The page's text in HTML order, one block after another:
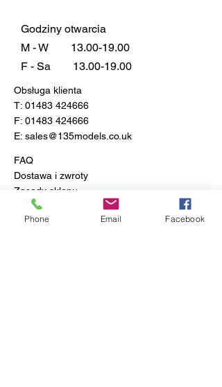
Godziny otwarcia
M - W
13.00-19.00
F - Sa
13.00-19.00
Obsługa klienta
T: 01483 424666
F: 01483 424666
E: sales@135models.co.uk
FAQ
Dostawa i zwroty
Zasady sklepu
Phone Email Facebook